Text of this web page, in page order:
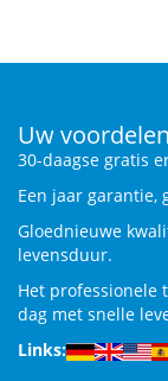
Uw voordelen
30-daagse gratis
Een jaar garantie,
Gloednieuwe
levensduur.
Het professionele
dag met snelle
Links: